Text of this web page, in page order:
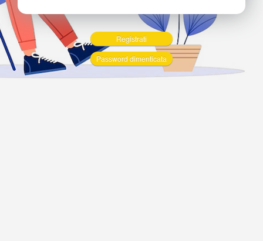
Registrati
Password dimenticata